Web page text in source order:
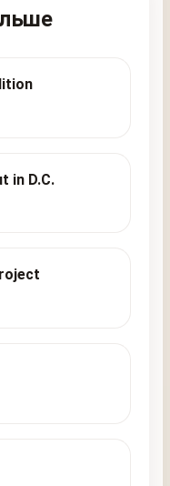
in D.C.